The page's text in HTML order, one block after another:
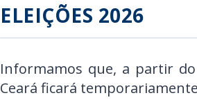
ELEIÇÕES 2026
Informamos que, a partir
Ceará ficará